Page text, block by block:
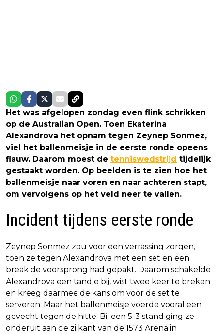
Het was afgelopen zondag even flink schrikken
op de Australian Open. Toen Ekaterina
Alexandrova het opnam tegen Zeynep Sonmez,
viel het ballenmeisje in de eerste ronde opeens
flauw. Daarom moest de tenniswedstrijd tijdelijk
gestaakt worden. Op beelden is te zien hoe het
ballenmeisje naar voren en naar achteren stapt,
om vervolgens op het veld neer te vallen.
Incident tijdens eerste ronde
Zeynep Sonmez zou voor een verrassing zorgen,
toen ze tegen Alexandrova met een set en een
break de voorsprong had gepakt. Daarom schakelde
Alexandrova een tandje bij, wist twee keer te breken
en kreeg daarmee de kans om voor de set te
serveren. Maar het ballenmeisje voerde vooral een
gevecht tegen de hitte. Bij een 5-3 stand ging ze
onderuit aan de zijkant van de 1573 Arena in